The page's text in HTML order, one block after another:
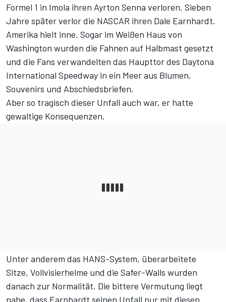
Formel 1 in Imola ihren Ayrton Senna verloren. Sieben
Jahre später verlor die NASCAR ihren Dale Earnhardt.
Amerika hielt inne. Sogar im Weißen Haus von
Washington wurden die Fahnen auf Halbmast gesetzt
und die Fans verwandelten das Haupttor des Daytona
International Speedway in ein Meer aus Blumen,
Souvenirs und Abschiedsbriefen.
Aber so tragisch dieser Unfall auch war, er hatte
gewaltige Konsequenzen.
Unter anderem das HANS-System, überarbeitete
Sitze, Vollvisierhelme und die Safer-Walls wurden
danach zur Normalität. Die bittere Vermutung liegt
nahe, dass Earnhardt seinen Unfall nur mit diesen